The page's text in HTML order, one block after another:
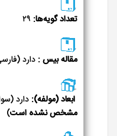
تعداد گویه‌ها:
مقاله بیس : دارد
ابعاد (مولفه): دارد
مشخص نشده است)